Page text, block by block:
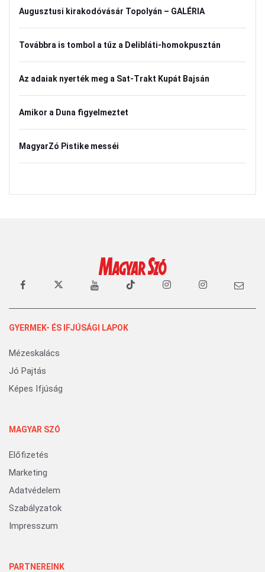
Augusztusi kirakodóvásár Topolyán – GALÉRIA
Továbbra is tombol a tűz a Delibláti-homokpusztán
Az adaiak nyerték meg a Sat-Trakt Kupát Bajsán
Amikor a Duna figyelmeztet
MagyarZó Pistike messéi
GYERMEK- ÉS IFJÚSÁGI LAPOK
Mézeskalács
Jó Pajtás
Képes Ifjúság
MAGYAR SZÓ
Előfizetés
Marketing
Adatvédelem
Szabályzatok
Impresszum
PARTNEREINK